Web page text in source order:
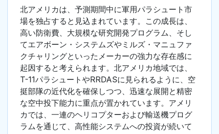
北アメリカは、予測期間中に軍用パラシュート市
場を独占すると見込まれています。この成長は、
高い防衛費、大規模な研究開発プログラム、そし
てエアボーン・システムズやミルズ・マニュファ
クチャリングといったメーカーの強力な存在感に
起因すると考えられます。北アメリカ地域では、
T-11パラシュートやRRDASに見られるように、空
挺部隊の近代化を確保しつつ、迅速な展開と精密
な空中投下能力に重点が置かれています。アメリ
カでは、一連のヘリコプターおよび輸送機プログ
ラムを通じて、高性能システムへの投資が続いて